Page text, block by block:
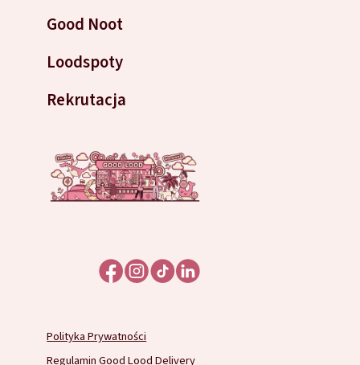
Good Noot
Loodspoty
Rekrutacja
Polityka Prywatności
Regulamin Good Lood Delivery